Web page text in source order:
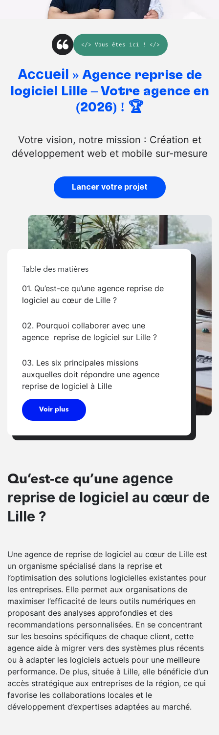
</> Vous êtes ici ! </>
Accueil » Agence reprise de
logiciel Lille – Votre agence en
(2026) ! 🏆
Votre vision, notre mission : Création et
développement web et mobile sur-mesure
Lancer votre projet
Table des matières
01. Qu’est-ce qu’une agence reprise de
logiciel au cœur de Lille ?
02. Pourquoi collaborer avec une
agence reprise de logiciel sur Lille ?
03. Les six principales missions
auxquelles doit répondre une agence
reprise de logiciel à Lille
Voir plus
Qu’est-ce qu’une agence
reprise de logiciel au cœur de
Lille ?
Une agence de reprise de logiciel au cœur de Lille est
un organisme spécialisé dans la reprise et
l’optimisation des solutions logicielles existantes pour
les entreprises. Elle permet aux organisations de
maximiser l’efficacité de leurs outils numériques en
proposant des analyses approfondies et des
recommandations personnalisées. En se concentrant
sur les besoins spécifiques de chaque client, cette
agence aide à migrer vers des systèmes plus récents
ou à adapter les logiciels actuels pour une meilleure
performance. De plus, située à Lille, elle bénéficie d’un
accès stratégique aux entreprises de la région, ce qui
favorise les collaborations locales et le
développement d’expertises adaptées au marché.